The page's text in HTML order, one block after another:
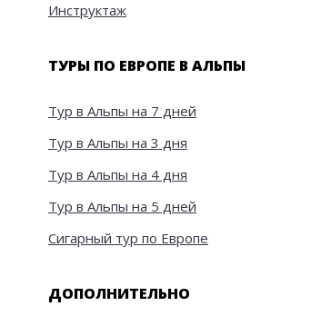
Инструктаж
ТУРЫ ПО ЕВРОПЕ В АЛЬПЫ
Тур в Альпы на 7 дней
Тур в Альпы на 3 дня
Тур в Альпы на 4 дня
Тур в Альпы на 5 дней
Сигарный тур по Европе
ДОПОЛНИТЕЛЬНО